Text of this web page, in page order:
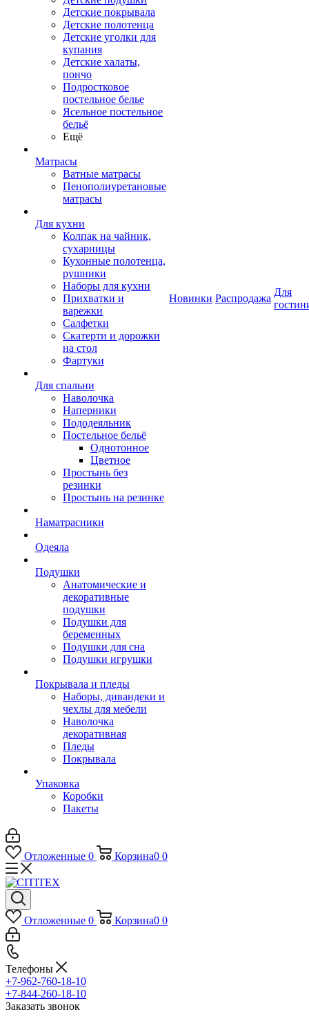
Детские покрывала
Детские полотенца
Детские уголки для
купания
Детские халаты,
пончо
Подростковое
постельное белье
Ясельное постельное
бельё
Ещё
Матрасы
Ватные матрасы
Пенополиуретановые
матрасы
Для кухни
Колпак на чайник,
сухарницы
Кухонные полотенца,
рушники
Наборы для кухни
Прихватки и
варежки
Салфетки
Скатерти и дорожки
на стол
Фартуки
Для спальни
Наволочка
Наперники
Пододеяльник
Постельное бельё
Однотонное
Цветное
Простынь без
резинки
Простынь на резинке
Наматрасники
Одеяла
Подушки
Анатомические и
декоративные
подушки
Подушки для
беременных
Подушки для сна
Подушки игрушки
Покрывала и пледы
Наборы, дивандеки и
чехлы для мебели
Наволочка
декоративная
Пледы
Покрывала
Упаковка
Коробки
Пакеты
Новинки Распродажа
Для
Отложенные 0 Корзина0 0
Отложенные 0 Корзина0 0
Телефоны
+7-962-760-18-10
+7-844-260-18-10
Заказать звонок